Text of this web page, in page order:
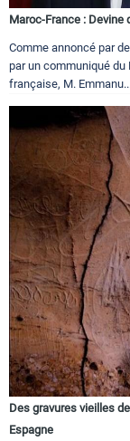
Maroc-France : Devine
Comme annoncé par
par un communiqué du
française, M.
Des gravures vieilles
Espagne